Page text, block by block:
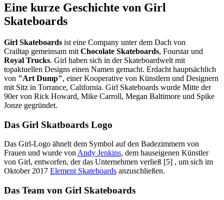
Eine kurze Geschichte von Girl
Skateboards
Girl Skateboards ist eine Company unter dem Dach von
Crailtap gemeinsam mit Chocolate Skateboards, Fourstar und
Royal Trucks. Girl haben sich in der Skateboardwelt mit
topaktuellen Designs einen Namen gemacht. Erdacht hauptsächlich
von "Art Dump", einer Kooperative von Künstlern und Designern
mit Sitz in Torrance, California. Girl Skateboards wurde Mitte der
90er von Rick Howard, Mike Carroll, Megan Baltimore und Spike
Jonze gegründet.
Das Girl Skatboards Logo
Das Girl-Logo ähnelt dem Symbol auf den Badezimmern von
Frauen und wurde von Andy Jenkins, dem hauseigenen Künstler
von Girl, entworfen, der das Unternehmen verließ [5] , um sich im
Oktober 2017 Element Skateboards anzuschließen.
Das Team von Girl Skateboards